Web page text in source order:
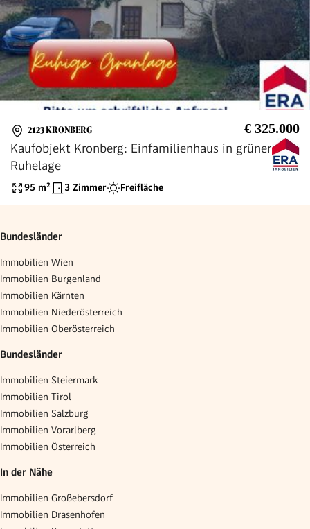
2123 KRONBERG € 325.000
Kaufobjekt Kronberg: Einfamilienhaus in grüner
Ruhelage
95 m² 3 Zimmer Freifläche
Bundesländer
Immobilien Wien
Immobilien Burgenland
Immobilien Kärnten
Immobilien Niederösterreich
Immobilien Oberösterreich
Bundesländer
Immobilien Steiermark
Immobilien Tirol
Immobilien Salzburg
Immobilien Vorarlberg
Immobilien Österreich
In der Nähe
Immobilien Großebersdorf
Immobilien Drasenhofen